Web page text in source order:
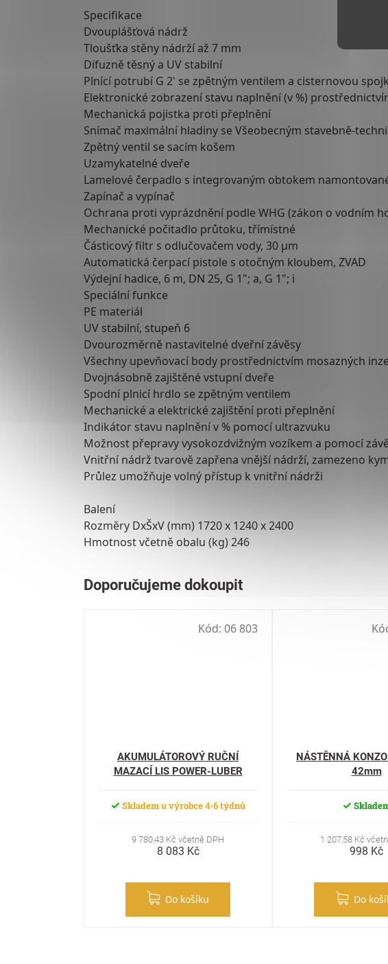
Specifikace
Dvouplášťová nádrž
Tloušťka stěny nádrží až 7 mm
Difuzně těsný a UV stabilní
Plnící potrubí G 2' se zpětným ventilem a cisternovou
Elektronické zobrazení stavu naplnění (v %)
Mechanická pojistka proti přeplnění
Snímač maximální hladiny se Všeobecným stavebně-
Zpětný ventil se sacím košem
Uzamykatelné dveře
Lamelové čerpadlo s integrovaným obtokem
Zapínač a vypínač
Ochrana proti vyprázdnění podle WHG (zákon o vodním
Mechanické počitadlo průtoku, třímístné
Částicový filtr s odlučovačem vody, 30 µm
Automatická čerpací pistole s otočným kloubem, ZVAD
Výdejní hadice, 6 m, DN 25, G 1"; a, G 1"; i
Speciální funkce
PE materiál
UV stabilní, stupeň 6
Dvourozměrně nastavitelné dveřní závěsy
Všechny upevňovací body prostřednictvím mosazných
Dvojnásobně zajištěné vstupní dveře
Spodní plnicí hrdlo se zpětným ventilem
Mechanické a elektrické zajištění proti přeplnění
Indikátor stavu naplnění v % pomocí ultrazvuku
Možnost přepravy vysokozdvižným vozíkem a pomocí
Vnitřní nádrž tvarově zapřena vnější nádrží, zamezeno
Průlez umožňuje volný přístup k vnitřní nádrži
Balení
Rozměry DxŠxV (mm) 1720 x 1240 x 2400
Hmotnost včetně obalu (kg) 246
AKUMULÁTOROVÝ RUČNÍ
MAZACÍ LIS POWER-LUBER
Skladem u výrobce 4-6 týdnů
9 780,43 Kč včetně DPH
8 083 Kč
Do košíku
Kód: 06 803
NÁSTĚNNÁ
42mm
1 207,58 Kč
998 Kč
Do